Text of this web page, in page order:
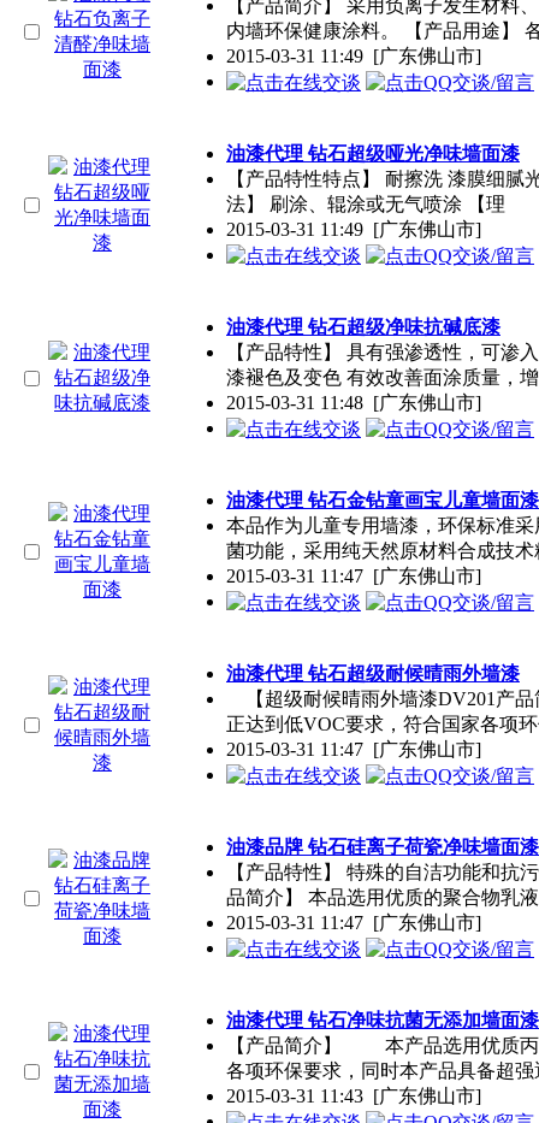
【产品简介】 采用负离子发生材料
内墙环保健康涂料。 【产品用途】
2015-03-31 11:49 [广东佛山市]
油漆代理 钻石超级哑光净味墙面漆
【产品特性特点】 耐擦洗 漆膜细
法】 刷涂、辊涂或无气喷涂 【理
2015-03-31 11:49 [广东佛山市]
油漆代理 钻石超级净味抗碱底漆
【产品特性】 具有强渗透性，可渗
漆褪色及变色 有效改善面涂质量，
2015-03-31 11:48 [广东佛山市]
油漆代理 钻石金钻童画宝儿童墙面漆
本品作为儿童专用墙漆，环保标准
菌功能，采用纯天然原材料合成技术
2015-03-31 11:47 [广东佛山市]
油漆代理 钻石超级耐候晴雨外墙漆
【超级耐候晴雨外墙漆DV201产
正达到低VOC要求，符合国家各项
2015-03-31 11:47 [广东佛山市]
油漆品牌 钻石硅离子荷瓷净味墙面漆
【产品特性】 特殊的自洁功能和抗
品简介】 本品选用优质的聚合物乳
2015-03-31 11:47 [广东佛山市]
油漆代理 钻石净味抗菌无添加墙面漆
【产品简介】 本产品选用优质丙
各项环保要求，同时本产品具备超强
2015-03-31 11:43 [广东佛山市]